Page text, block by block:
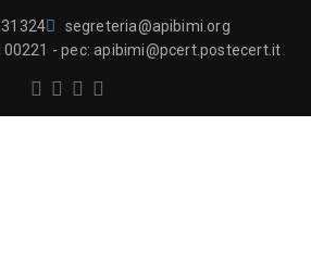
segreteria@apibimi.org
- pec: apibimi@pcert.postecert.it